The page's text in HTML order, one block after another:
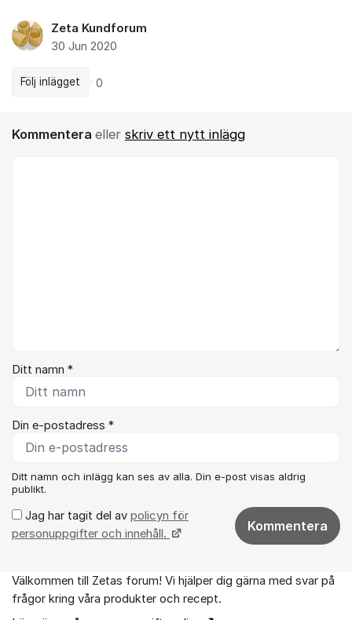
Zeta Kundforum
30 Jun 2020
Följ inlägget 0
Kommentera eller skriv ett nytt inlägg
Ditt namn *
Din e-postadress *
Ditt namn och inlägg kan ses av alla. Din e-post visas aldrig
publikt.
Jag har tagit del av policyn för
personuppgifter och innehåll.
Kommentera
Om forumet
Välkommen till Zetas forum! Vi hjälper dig gärna med svar på
frågor kring våra produkter och recept.